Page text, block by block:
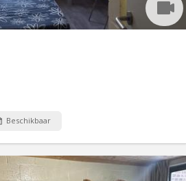
Beschikbaar
KV 1491